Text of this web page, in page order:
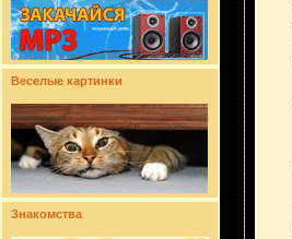
Веселые картинки
Знакомства